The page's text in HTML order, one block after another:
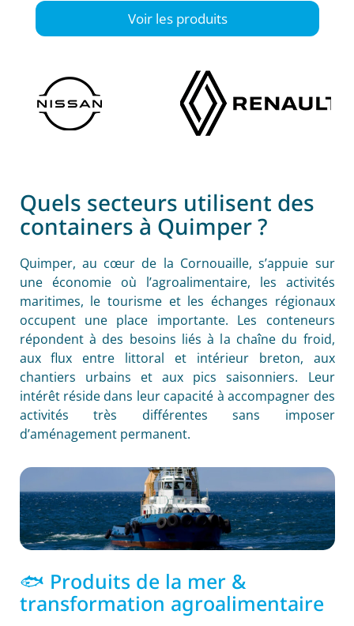
Voir les produits
Quels secteurs utilisent des
containers à Quimper ?
Quimper, au cœur de la Cornouaille, s’appuie sur
une économie où l’agroalimentaire, les activités
maritimes, le tourisme et les échanges régionaux
occupent une place importante. Les conteneurs
répondent à des besoins liés à la chaîne du froid,
aux flux entre littoral et intérieur breton, aux
chantiers urbains et aux pics saisonniers. Leur
intérêt réside dans leur capacité à accompagner des
activités très différentes sans imposer
d’aménagement permanent.
🐟 Produits de la mer &
transformation agroalimentaire